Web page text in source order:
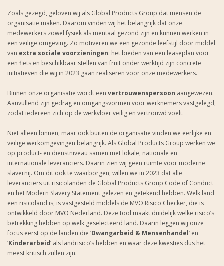
Zoals gezegd, geloven wij als Global Products Group dat mensen de
organisatie maken. Daarom vinden wij het belangrijk dat onze
medewerkers zowel fysiek als mentaal gezond zijn en kunnen werken in
een veilige omgeving. Zo motiveren we een gezonde leefstijl door middel
van extra sociale voorzieningen: het bieden van een leaseplan voor
een fiets en beschikbaar stellen van fruit onder werktijd zijn concrete
initiatieven die wij in 2023 gaan realiseren voor onze medewerkers.
Binnen onze organisatie wordt een vertrouwenspersoon aangewezen.
Aanvullend zijn gedrag en omgangsvormen voor werknemers vastgelegd,
zodat iedereen zich op de werkvloer veilig en vertrouwd voelt.
Niet alleen binnen, maar ook buiten de organisatie vinden we eerlijke en
veilige werkomgevingen belangrijk. Als Global Products Group werken we
op product- en dienstniveau samen met lokale, nationale en
internationale leveranciers. Daarin zien wij geen ruimte voor moderne
slavernij. Om dit ook te waarborgen, willen we in 2023 dat alle
leveranciers uit risicolanden de Global Products Group Code of Conduct
en het Modern Slavery Statement gelezen en getekend hebben. Welk land
een risicoland is, is vastgesteld middels de MVO Risico Checker, die is
ontwikkeld door MVO Nederland. Deze tool maakt duidelijk welke risico’s
betrekking hebben op welk geselecteerd land. Daarin leggen wij onze
focus eerst op de landen die ‘Dwangarbeid & Mensenhandel’ en
‘Kinderarbeid’ als landrisico’s hebben en waar deze kwesties dus het
meest kritisch zullen zijn.